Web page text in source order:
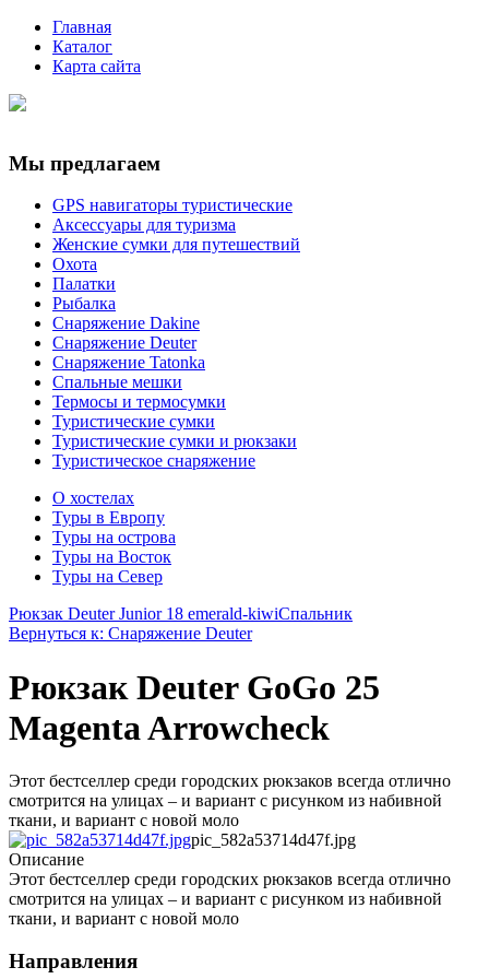
Главная
Каталог
Карта сайта
Мы предлагаем
GPS навигаторы туристические
Аксессуары для туризма
Женские сумки для путешествий
Охота
Палатки
Рыбалка
Снаряжение Dakine
Снаряжение Deuter
Снаряжение Tatonka
Спальные мешки
Термосы и термосумки
Туристические сумки
Туристические сумки и рюкзаки
Туристическое снаряжение
О хостелах
Туры в Европу
Туры на острова
Туры на Восток
Туры на Север
Рюкзак Deuter Junior 18 emerald-kiwiСпальник
Вернуться к: Снаряжение Deuter
Рюкзак Deuter GoGo 25
Magenta Arrowcheck
Этот бестселлер среди городских рюкзаков всегда отлично
смотрится на улицах – и вариант с рисунком из набивной
ткани, и вариант с новой моло
pic_582a53714d47f.jpg
Описание
Этот бестселлер среди городских рюкзаков всегда отлично
смотрится на улицах – и вариант с рисунком из набивной
ткани, и вариант с новой моло
Направления